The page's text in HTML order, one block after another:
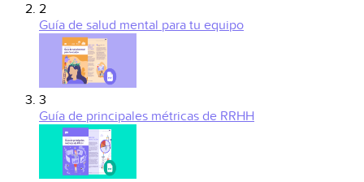
2
Guía de salud mental para tu equipo
3
Guía de principales métricas de RRHH